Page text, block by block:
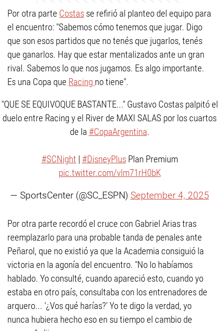
Por otra parte Costas se refirió al planteo del equipo para
el encuentro: "Sabemos cómo tenemos que jugar. Digo
que son esos partidos que no tenés que jugarlos, tenés
que ganarlos. Hay que estar mentalizados ante un gran
rival. Sabemos lo que nos jugamos. Es algo importante.
Es una Copa que Racing no tiene".
"QUE SE EQUIVOQUE BASTANTE..." Gustavo Costas palpitó el
duelo entre Racing y el River de MAXI SALAS por los cuartos
de la #CopaArgentina.
#SCNight | #DisneyPlusPlan Premium
pic.twitter.com/vlm71rH0bK
— SportsCenter (@SC_ESPN) September 4, 2025
Por otra parte recordó el cruce con Gabriel Arias tras
reemplazarlo para una probable tanda de penales ante
Peñarol, que no existió ya que la Academia consiguió la
victoria en la agonía del encuentro. "No lo habíamos
hablado. Yo consulté, cuando apareció esto, cuando yo
estaba en otro país, consultaba con los entrenadores de
arquero... '¿Vos qué harías?' Yo te digo la verdad, yo
nunca hubiera hecho eso en su tiempo el cambio de